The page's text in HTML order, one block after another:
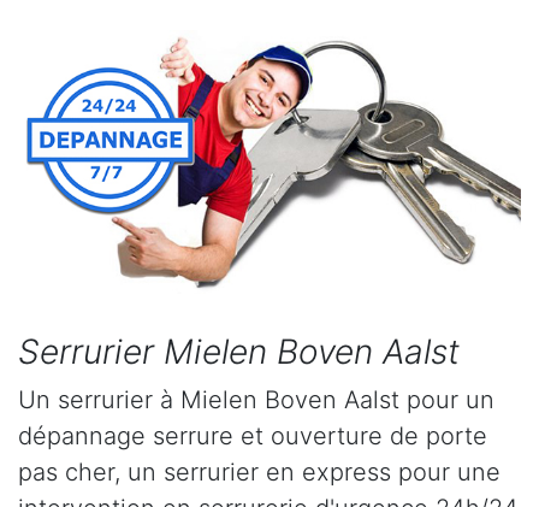
Serrurier Mielen Boven Aalst
Un serrurier à Mielen Boven Aalst pour un
dépannage serrure et ouverture de porte
pas cher, un serrurier en express pour une